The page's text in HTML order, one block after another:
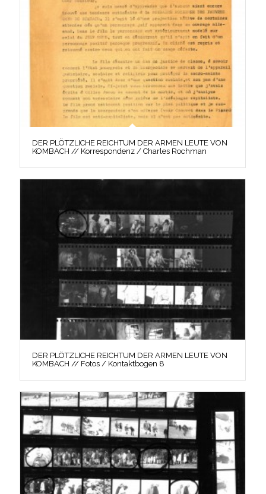
DER PLÖTZLICHE REICHTUM DER ARMEN LEUTE VON
KOMBACH // Korrespondenz / Charles Rochman
DER PLÖTZLICHE REICHTUM DER ARMEN LEUTE VON
KOMBACH // Fotos / Kontaktbogen 8